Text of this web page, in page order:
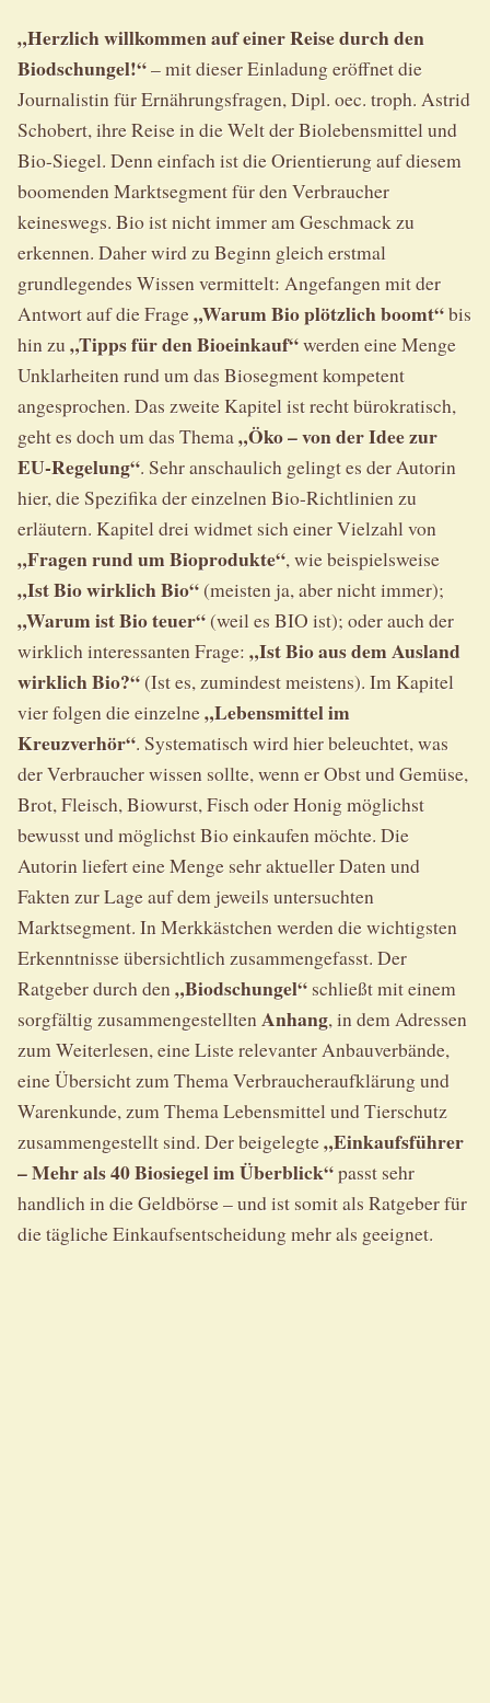
„Herzlich willkommen auf einer Reise durch den
Biodschungel!“– mit dieser Einladung eröffnet die
Journalistin für Ernährungsfragen, Dipl. oec. troph. Astrid
Schobert, ihre Reise in die Welt der Biolebensmittel und
Bio-Siegel. Denn einfach ist die Orientierung auf diesem
boomenden Marktsegment für den Verbraucher
keineswegs. Bio ist nicht immer am Geschmack zu
erkennen. Daher wird zu Beginn gleich erstmal
grundlegendes Wissen vermittelt: Angefangen mit der
Antwort auf die Frage„Warum Bio plötzlich boomt“bis
hin zu „Tipps für den Bioeinkauf“werden eine Menge
Unklarheiten rund um das Biosegment kompetent
angesprochen. Das zweite Kapitel ist recht bürokratisch,
geht es doch um das Thema„Öko – von der Idee zur
EU-Regelung“. Sehr anschaulich gelingt es der Autorin
hier, die Spezifika der einzelnen Bio-Richtlinien zu
erläutern. Kapitel drei widmet sich einer Vielzahl von
„Fragen rund um Bioprodukte“, wie beispielsweise
„Ist Bio wirklich Bio“ (meisten ja, aber nicht immer);
„Warum ist Bio teuer“ (weil es BIO ist); oder auch der
wirklich interessanten Frage: „Ist Bio aus dem Ausland
wirklich Bio?“ (Ist es, zumindest meistens). Im Kapitel
vier folgen die einzelne„Lebensmittel im
Kreuzverhör“. Systematisch wird hier beleuchtet, was
der Verbraucher wissen sollte, wenn er Obst und Gemüse,
Brot, Fleisch, Biowurst, Fisch oder Honig möglichst
bewusst und möglichst Bio einkaufen möchte. Die
Autorin liefert eine Menge sehr aktueller Daten und
Fakten zur Lage auf dem jeweils untersuchten
Marktsegment. In Merkkästchen werden die wichtigsten
Erkenntnisse übersichtlich zusammengefasst. Der
Ratgeber durch den„Biodschungel“ schließt mit einem
sorgfältig zusammengestelltenAnhang, in dem Adressen
zum Weiterlesen, eine Liste relevanter Anbauverbände,
eine Übersicht zum Thema Verbraucheraufklärung und
Warenkunde, zum Thema Lebensmittel und Tierschutz
zusammengestellt sind. Der beigelegte„Einkaufsführer
– Mehr als 40 Biosiegel im Überblick“passt sehr
handlich in die Geldbörse – und ist somit als Ratgeber für
die tägliche Einkaufsentscheidung mehr als geeignet.